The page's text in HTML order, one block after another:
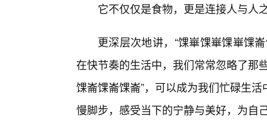
它不仅仅是食物，更是连接人与人
更深层次地讲，“馃崋馃崋馃崋馃
在快节奏的生活中，我们常常忽略了那
馃崙馃崙馃崙”，可以成为我们忙碌生
慢脚步，感受当下的宁静与美好，为自